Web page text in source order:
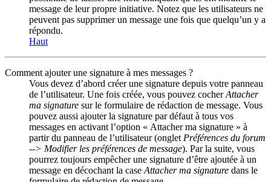
message de leur propre initiative. Notez que les utilisateurs ne
peuvent pas supprimer un message une fois que quelqu’un y a
répondu.
Haut
Comment ajouter une signature à mes messages ?
Vous devez d’abord créer une signature depuis votre panneau
de l’utilisateur. Une fois créée, vous pouvez cocherAttacher
ma signature sur le formulaire de rédaction de message. Vous
pouvez aussi ajouter la signature par défaut à tous vos
messages en activant l’option « Attacher ma signature » à
partir du panneau de l’utilisateur (onglet Préférences du forum
--> Modifier les préférences de message). Par la suite, vous
pourrez toujours empêcher une signature d’être ajoutée à un
message en décochant la case Attacher ma signature dans le